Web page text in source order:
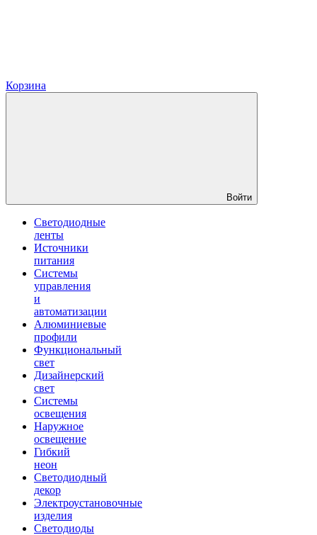
Корзина
Войти
Светодиодные
ленты
Источники
питания
Системы
управления
и
автоматизации
Алюминиевые
профили
Функциональный
свет
Дизайнерский
свет
Системы
освещения
Наружное
освещение
Гибкий
неон
Светодиодный
декор
Электроустановочные
изделия
Светодиоды